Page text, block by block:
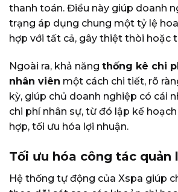
thanh toán. Điều này giúp doanh
trạng áp dụng chung một tỷ lệ
hợp với tất cả, gây thiệt thòi hoặc
Ngoài ra, khả năng thống kê chi
nhân viên một cách chi tiết, rõ
kỳ, giúp chủ doanh nghiệp có cái
chi phí nhân sự, từ đó lập kế
hợp, tối ưu hóa lợi nhuận.
Tối ưu hóa công tác quản
Hệ thống tự động của Xspa giúp